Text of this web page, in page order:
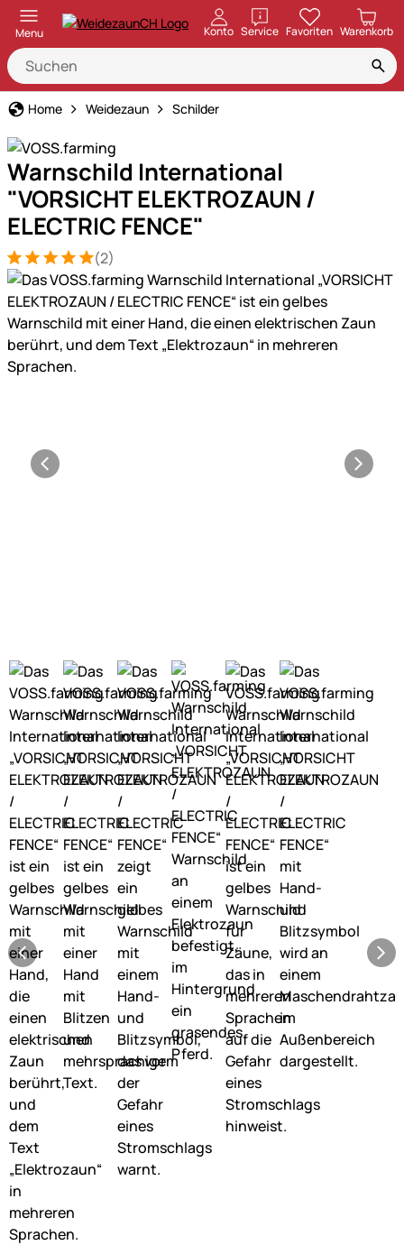
Menu Konto ServiceöffnenFavoriten Warenkorb
Home Weidezaun Schilder
Warnschild International
"VORSICHT ELEKTROZAUN /
ELECTRIC FENCE"
Bewertung: 5 von 5 (2 Bewertungen)
2 Bewertungen
(2)
Produktgalerie